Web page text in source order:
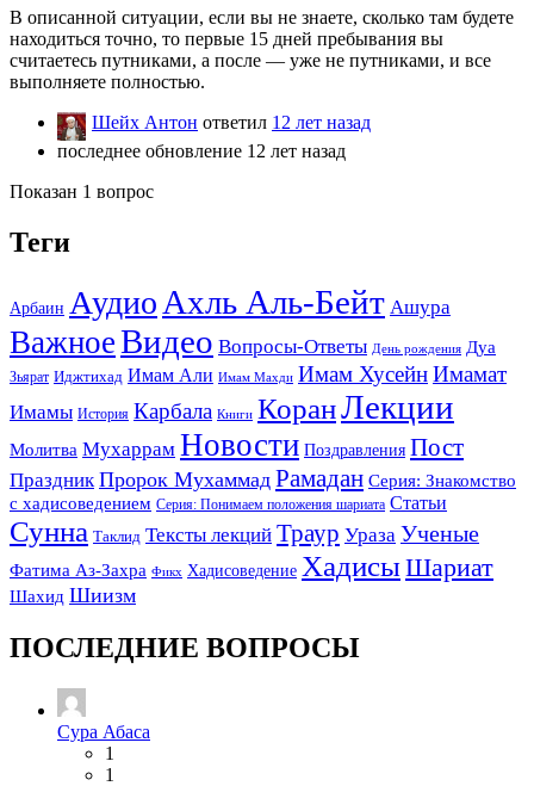
В описанной ситуации, если вы не знаете, сколько там будете
находиться точно, то первые 15 дней пребывания вы
считаетесь путниками, а после — уже не путниками, и все
выполняете полностью.
Шейх Антон ответил 12 лет назад
последнее обновление 12 лет назад
Показан 1 вопрос
Теги
Арбаин Аудио Ахль Аль-Бейт Ашура
ВажноеВидео Вопросы-Ответы День рождения Дуа
Зьярат Иджтихад Имам Али Имам Махди Имам ХусейнИмамат
Имамы История Карбала Книги КоранЛекции
Молитва Мухаррам Новости Поздравления Пост
Праздник Пророк Мухаммад Рамадан Серия: Знакомство
с хадисоведением Серия: Понимаем положения шариата Статьи
Сунна Таклид Тексты лекций Траур Ураза Ученые
Фатима Аз-Захра Фикх Хадисоведение ХадисыШариат
Шахид Шиизм
ПОСЛЕДНИЕ ВОПРОСЫ
Сура Абаса
1
1